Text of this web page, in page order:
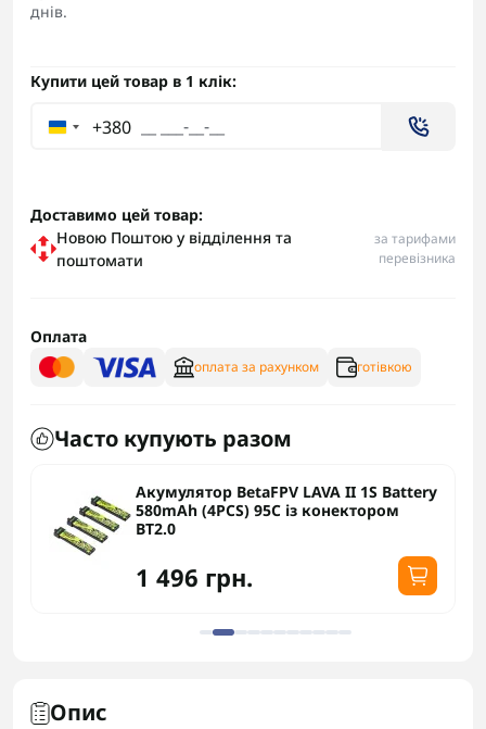
днів.
Купити цей товар в 1 клік:
+380
Доставимо цей товар:
Новою Поштою у відділення та
поштомати
за тарифами
перевізника
Оплата
оплата за рахунком готівкою
Часто купують разом
Акумулятор BetaFPV LAVA II 1S Battery
580mAh (4PCS) 95C із конектором
BT2.0
1 496 грн.
Опис